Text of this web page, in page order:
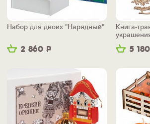
2 860 Р
Набор для двоих "Нарядный"
5 180
Книга-